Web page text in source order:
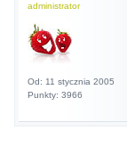
administrator
Od: 11 stycznia 2005
Punkty: 3966